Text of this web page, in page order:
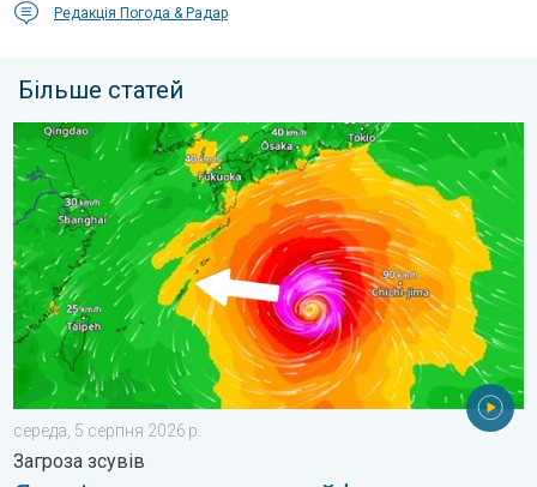
Редакція Погода & Радар
Більше статей
Японія готується до тайфуну «DOLPHIN». Загроза зсувів.
середа, 5 серпня 2026 р.
Загроза зсувів